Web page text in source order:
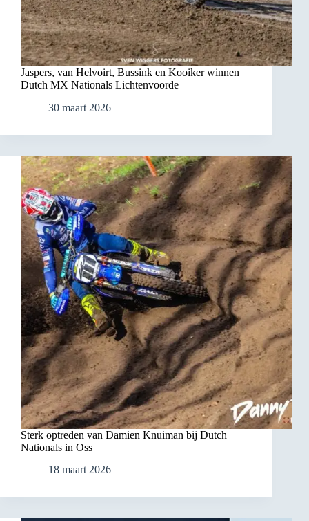
Jaspers, van Helvoirt, Bussink en Kooiker winnen
Dutch MX Nationals Lichtenvoorde
30 maart 2026
Sterk optreden van Damien Knuiman bij Dutch
Nationals in Oss
18 maart 2026